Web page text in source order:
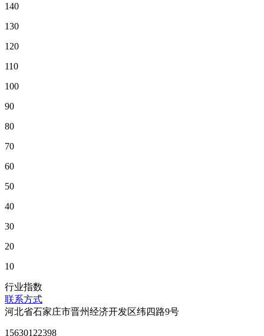
140
130
120
110
100
90
80
70
60
50
40
30
20
10
行业指数
联系方式
河北省石家庄市晋州经济开发区纬四路9号
15630122398